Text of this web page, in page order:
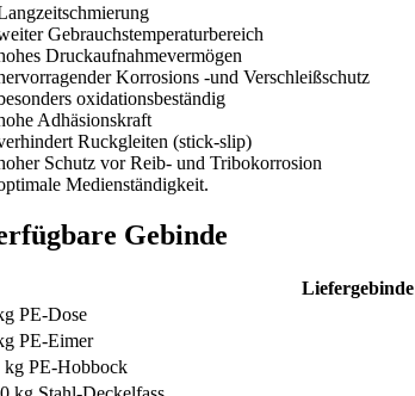
Gebrauchstemperaturbereich
Druckaufnahmevermögen
Korrosions -und Verschleißschutz
oxidationsbeständig
Adhäsionskraft
Ruckgleiten (stick-slip)
Schutz vor Reib- und Tribokorrosion
Medienständigkeit.
Gebinde
Liefergebinde
PE-Dose
PE-Eimer
kg PE-Hobbock